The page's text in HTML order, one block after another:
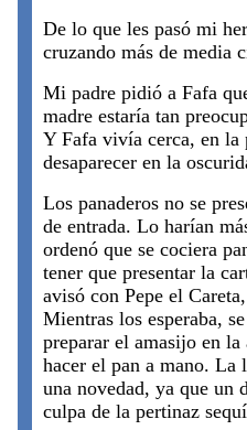
De lo que les pasó mi
cruzando más de media
Mi padre pidió a Fafa
madre estaría tan
Y Fafa vivía cerca, en
desaparecer en la
Los panaderos no se
de entrada. Lo harían
ordenó que se cociera
tener que presentar la
avisó con Pepe el
Mientras los esperaba,
preparar el amasijo en
hacer el pan a mano. La
una novedad, ya que un
culpa de la pertinaz